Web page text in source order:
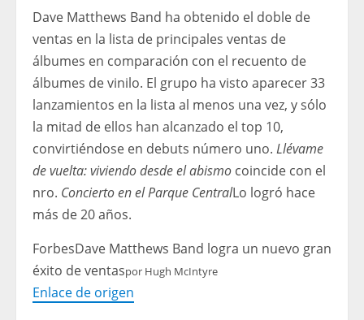
Dave Matthews Band ha obtenido el doble de
ventas en la lista de principales ventas de
álbumes en comparación con el recuento de
álbumes de vinilo. El grupo ha visto aparecer 33
lanzamientos en la lista al menos una vez, y sólo
la mitad de ellos han alcanzado el top 10,
convirtiéndose en debuts número uno. Llévame
de vuelta: viviendo desde el abismo coincide con el
nro. Concierto en el Parque CentralLo logró hace
más de 20 años.
ForbesDave Matthews Band logra un nuevo gran
éxito de ventaspor Hugh McIntyre
Enlace de origen